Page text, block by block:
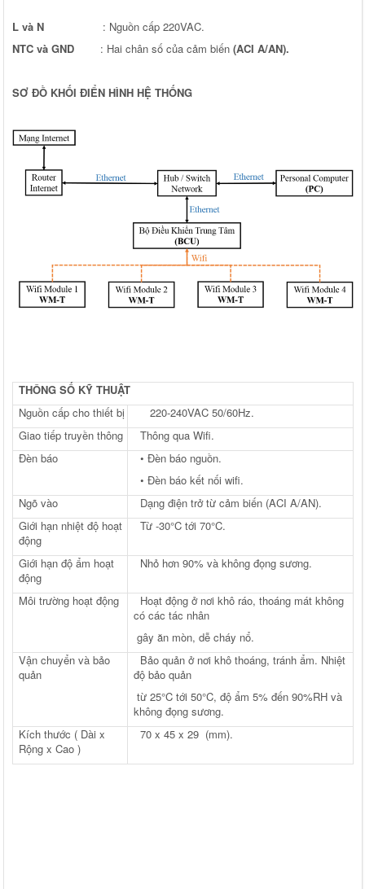
L và N : Nguồn cấp 220VAC.
NTC và GND : Hai chân số của cảm biến (ACI A/AN).
SƠ ĐỒ KHỐI ĐIỂN HÌNH HỆ THỐNG
THÔNG SỐ KỸ THUẬT
Nguồn cấp cho thiết bị
220-240VAC 50/60Hz.
Giao tiếp truyền thông
Thông qua Wifi.
Đèn báo
• Đèn báo nguồn.
• Đèn báo kết nối wifi.
Ngõ vào
Dạng điện trở từ cảm biến (ACI A/AN).
Giới hạn nhiệt độ hoạt
động
Từ -30°C tới 70°C.
Giới hạn độ ẩm hoạt
động
Nhỏ hơn 90% và không đọng sương.
Môi trường hoạt động
Hoạt động ở nơi khô ráo, thoáng mát không
có các tác nhân
gây ăn mòn, dễ cháy nổ.
Vận chuyển và bảo
quản
Bảo quản ở nơi khô thoáng, tránh ẩm. Nhiệt
độ bảo quản
từ 25°C tới 50°C, độ ẩm 5% đến 90%RH và
không đọng sương.
Kích thước ( Dài x
Rộng x Cao )
70 x 45 x 29 (mm).